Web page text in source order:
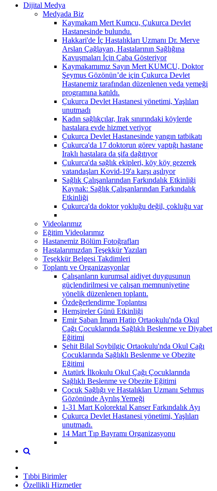
Dijital Medya
Medyada Biz
Kaymakam Mert Kumcu, Çukurca Devlet
Hastanesinde bulundu.
Hakkari'de İç Hastalıkları Uzmanı Dr. Merve
Arslan Çağlayan, Hastalarının Sağlığına
Kavuşmaları İçin Çaba Gösteriyor
Kaymakamımız Sayın Mert KUMCU, Doktor
Şeymus Gözönün’de için Çukurca Devlet
Hastanemiz tarafından düzenlenen veda yemeği
programına katıldı.
Çukurca Devlet Hastanesi yönetimi, Yaşlıları
unutmadı
Kadın sağlıkçılar, Irak sınırındaki köylerde
hastalara evde hizmet veriyor
Çukurca Devlet Hastanesinde yangın tatbikatı
Çukurca'da 17 doktorun görev yaptığı hastane
Iraklı hastalara da şifa dağıtıyor
Çukurca'da sağlık ekipleri, köy köy gezerek
vatandaşları Kovid-19'a karşı aşılıyor
Sağlık Çalışanlarından Farkındalık Etkinliği
Kaynak: Sağlık Çalışanlarından Farkındalık
Etkinliği
Çukurca'da doktor yokluğu değil, çokluğu var
Videolarımız
Eğitim Videolarımız
Hastanemiz Bölüm Fotoğrafları
Hastalarımızdan Teşekkür Yazıları
Teşekkür Belgesi Takdimleri
Toplantı ve Organizasyonlar
Çalışanların kurumsal aidiyet duygusunun
güçlendirilmesi ve çalışan memnuniyetine
yönelik düzenlenen toplantı.
Özdeğerlendirme Toplantısı
Hemşireler Günü Etkinliği
Emir Şaban İmam Hatip Ortaokulu'nda Okul
Çağı Çocuklarında Sağlıklı Beslenme ve Diyabet
Eğitimi
Şehit Bilal Soybilgiç Ortaokulu'nda Okul Çağı
Çocuklarında Sağlıklı Beslenme ve Obezite
Eğitimi
Atatürk İlkokulu Okul Çağı Çocuklarında
Sağlıklı Beslenme ve Obezite Eğitimi
Çocuk Sağlığı ve Hastalıkları Uzmanı Şehmus
Gözönünde Ayrılış Yemeği
1-31 Mart Kolorektal Kanser Farkındalık Ayı
Çukurca Devlet Hastanesi yönetimi, Yaşlıları
unutmadı.
14 Mart Tıp Bayramı Organizasyonu
Tıbbi Birimler
Özellikli Hizmetler